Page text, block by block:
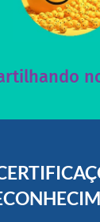
redes sociais e
nossos posts e